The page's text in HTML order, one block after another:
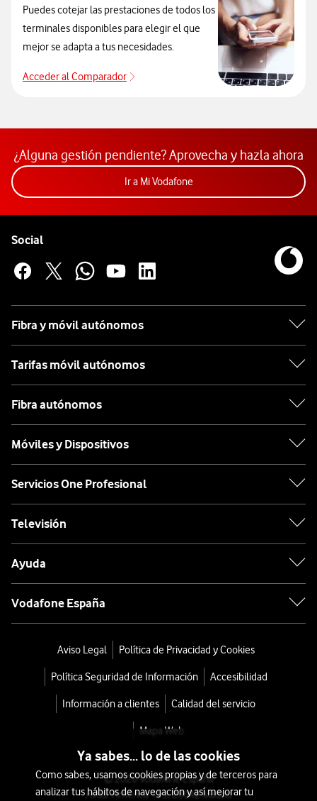
Puedes cotejar las prestaciones de todos los
terminales disponibles para elegir el que
mejor se adapta a tus necesidades.
Acceder al Comparador
Para elegir un modelo de móvil antes
¿Alguna gestión pendiente? Aprovecha y hazla ahora
Ir a Mi VodafoneAcceder a la app Mi
Social
Fibra y móvil autónomos
Tarifas móvil autónomos
Fibra autónomos
Móviles y Dispositivos
Servicios One Profesional
Televisión
Ayuda
Vodafone España
Aviso Legal Política de Privacidad y Cookies
Política Seguridad de Información Accesibilidad
Información a clientes Calidad del servicio
Mapa Web
© 2026 Vodafone España
Avda. América 115, 28042 Madrid
Ya sabes... lo de las cookies
Como sabes, usamos cookies propias y de terceros para
analizar tus hábitos de navegación y así mejorar tu